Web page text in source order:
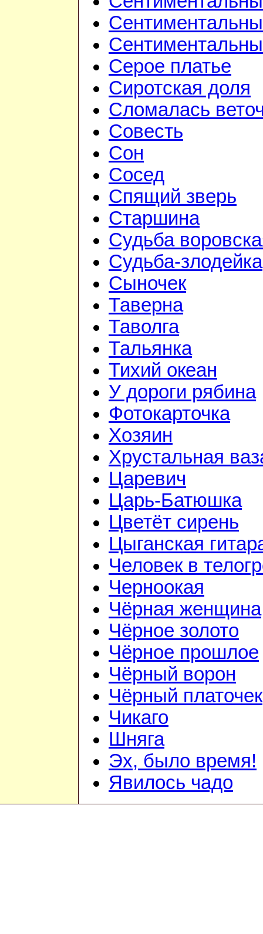
Серое платье
Сиротская доля
Сломалась
Совесть
Сон
Сосед
Спящий зверь
Старшина
Судьба
Судьба-злодейка
Сыночек
Таверна
Таволга
Тальянка
Тихий океан
У дороги рябина
Фотокарточка
Хозяин
Хрустальная
Царевич
Царь-Батюшка
Цветёт сирень
Цыганская
Человек в
Черноокая
Чёрная женщина
Чёрное золото
Чёрное прошлое
Чёрный ворон
Чёрный платочек
Чикаго
Шняга
Эх, было время!
Явилось чадо